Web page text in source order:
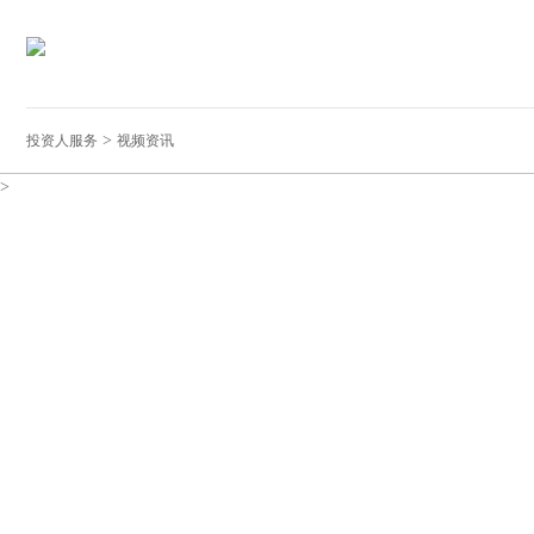
投资人服务 > 视频资讯
>